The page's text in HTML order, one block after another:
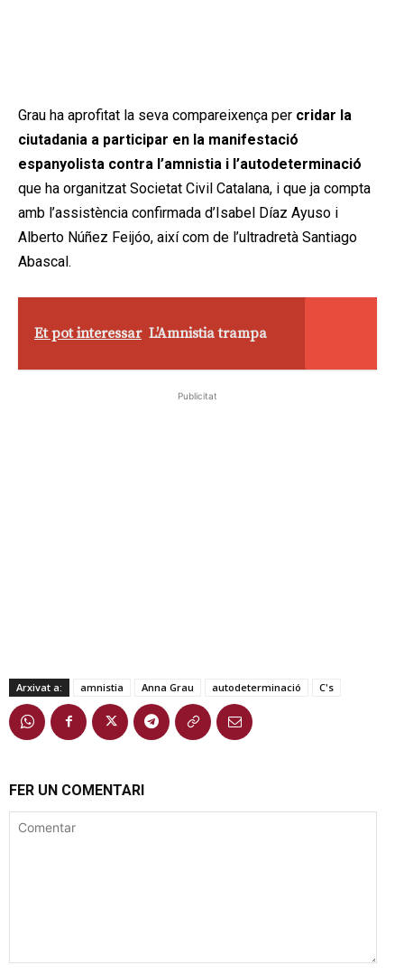
Grau ha aprofitat la seva compareixença per cridar la
ciutadania a participar en la manifestació
espanyolista contra l’amnistia i l’autodeterminació
que ha organitzat Societat Civil Catalana, i que ja compta
amb l’assistència confirmada d’Isabel Díaz Ayuso i
Alberto Núñez Feijóo, així com de l’ultradretà Santiago
Abascal.
Et pot interessar L’Amnistia trampa
Publicitat
Arxivat a: amnistia Anna Grau autodeterminació C's
FER UN COMENTARI